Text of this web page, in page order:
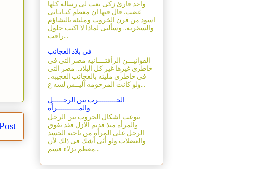
واحد قارئ زكى بعت لى رساله كلها
غضب. قال فيها ان معظم كتـابـاتى
اسود من قرن الخروب ومليئه بالتشاؤم
والسخريه.. وسألنى لماذا لا اكتب حلول
رافت...
فى بلاد العجائب
القوانيـــن الرأفتــــانيه مصر التى فى
خاطرى غيرها غير كل البلاد.. مصر التى
فى خاطرى مليئه بالعجائب العجيبه..
ولو كانت المرحومه آليــس لسه ع...
الحـــــــــرب بين الرجـــــل
والمـــــــــــرأه
تنوعت اشكال الحروب بين الرجل
والمرأه منذ قديم الازل فقد تفوق
الرجل على المرأه من ناحيه الجسد
والعضلات ولو أنّى أشك فى ذلك لأن
معظم نزلاء قسم...